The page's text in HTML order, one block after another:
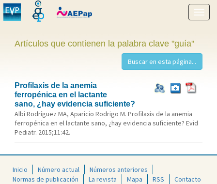
menú
Artículos que contienen la palabra clave "guía"
Profilaxis de la anemia
ferropénica en el lactante
sano, ¿hay evidencia suficiente?
Albi Rodríguez MA, Aparicio Rodrigo M. Profilaxis de la anemia
ferropénica en el lactante sano, ¿hay evidencia suficiente? Evid
Pediatr. 2015;11:42.
Inicio Número actual
Números anteriores
Normas de publicación
La revista Mapa RSS Contacto